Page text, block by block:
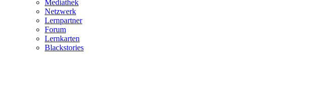
Mediathek
Netzwerk
Lernpartner
Forum
Lernkarten
Blackstories